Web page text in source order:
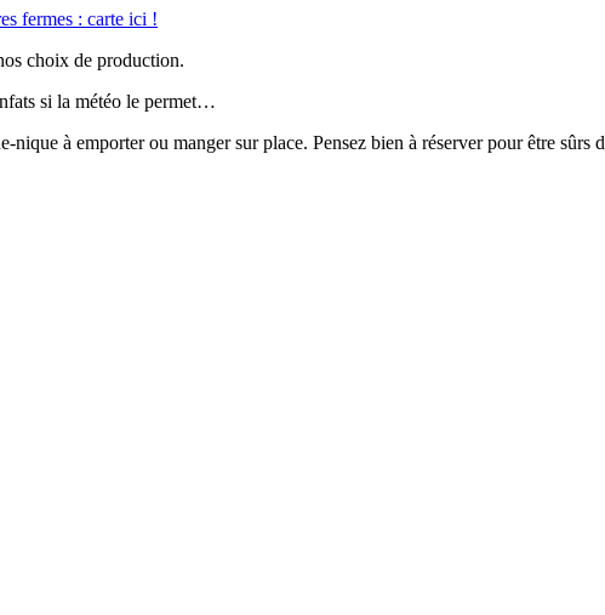
fermes : carte ici !
choix de production.
si la météo le permet…
à emporter ou manger sur place. Pensez bien à réserver pour être sûrs